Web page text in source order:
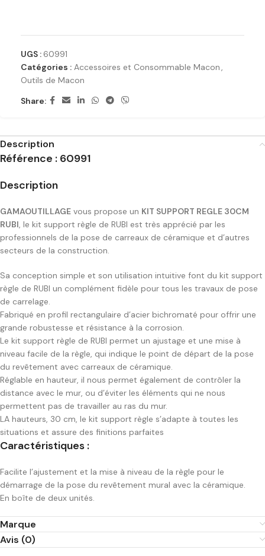
UGS : 60991
Catégories : Accessoires et Consommable Macon,
Outils de Macon
Share:
Description
Référence : 60991
Description
GAMAOUTILLAGE vous propose un KIT SUPPORT REGLE 30CM
RUBI, le kit support règle de RUBI est très apprécié par les
professionnels de la pose de carreaux de céramique et d’autres
secteurs de la construction.
Sa conception simple et son utilisation intuitive font du kit support
règle de RUBI un complément fidèle pour tous les travaux de pose
de carrelage.
Fabriqué en profil rectangulaire d’acier bichromaté pour offrir une
grande robustesse et résistance à la corrosion.
Le kit support règle de RUBI permet un ajustage et une mise à
niveau facile de la règle, qui indique le point de départ de la pose
du revêtement avec carreaux de céramique.
Réglable en hauteur, il nous permet également de contrôler la
distance avec le mur, ou d’éviter les éléments qui ne nous
permettent pas de travailler au ras du mur.
LA hauteurs, 30 cm, le kit support règle s’adapte à toutes les
situations et assure des finitions parfaites
Caractéristiques :
Facilite l’ajustement et la mise à niveau de la règle pour le
démarrage de la pose du revêtement mural avec la céramique.
En boîte de deux unités.
Marque
Avis (0)